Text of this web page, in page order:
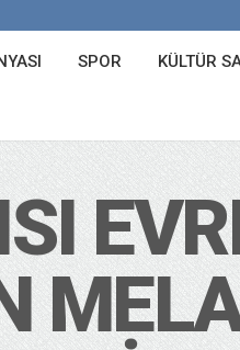
SPOR KÜLTÜR